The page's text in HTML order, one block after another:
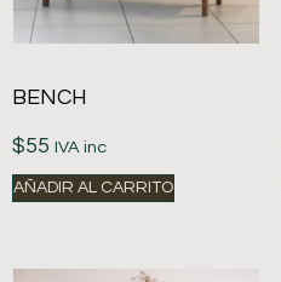
BENCH
$55 IVA inc
AÑADIR AL CARRITO